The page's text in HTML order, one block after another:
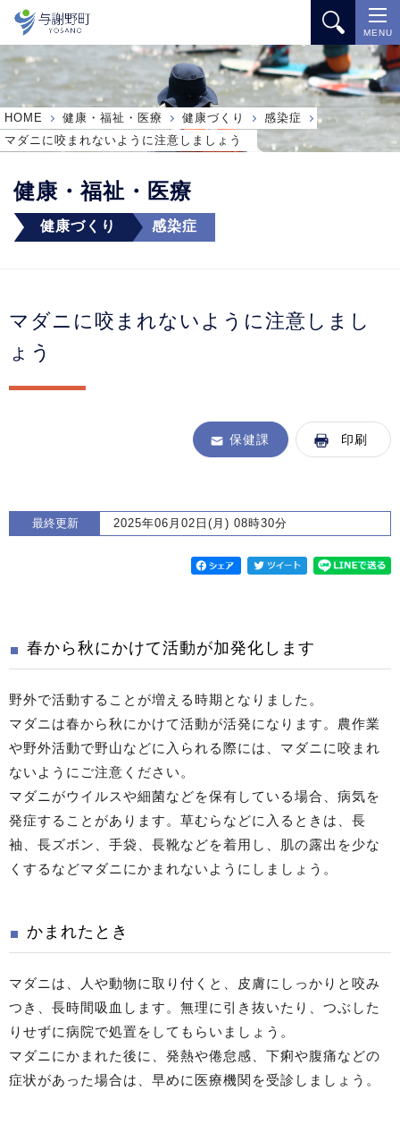
MENU
健康・福祉・医療
健康づくり 感染症
HOME 健康・福祉・医療 健康づくり
感染症
マダニに咬まれないように注意しましょう
マダニに咬まれないように注意しまし
ょう
保健課 印刷
最終更新 2025年06月02日(月) 08時30分
春から秋にかけて活動が加発化します
野外で活動することが増える時期となりました。
マダニは春から秋にかけて活動が活発になります。農作業
や野外活動で野山などに入られる際には、マダニに咬まれ
ないようにご注意ください。
マダニがウイルスや細菌などを保有している場合、病気を
発症することがあります。草むらなどに入るときは、長
袖、長ズボン、手袋、長靴などを着用し、肌の露出を少な
くするなどマダニにかまれないようにしましょう。
かまれたとき
マダニは、人や動物に取り付くと、皮膚にしっかりと咬み
つき、長時間吸血します。無理に引き抜いたり、つぶした
りせずに病院で処置をしてもらいましょう。
マダニにかまれた後に、発熱や倦怠感、下痢や腹痛などの
症状があった場合は、早めに医療機関を受診しましょう。